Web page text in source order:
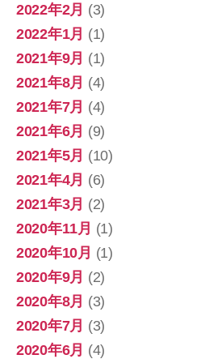
2022年2月 (3)
2022年1月 (1)
2021年9月 (1)
2021年8月 (4)
2021年7月 (4)
2021年6月 (9)
2021年5月 (10)
2021年4月 (6)
2021年3月 (2)
2020年11月 (1)
2020年10月 (1)
2020年9月 (2)
2020年8月 (3)
2020年7月 (3)
2020年6月 (4)